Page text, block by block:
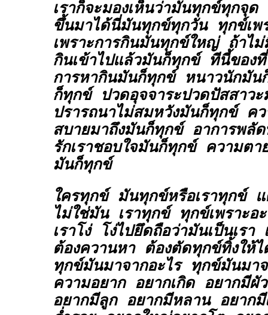
เราก็จะมองเห็นว่ามันทุกข์ทุกจุด
ขึ้นมาได้นี่มันทุกข์ทุกวัน ทุกข์เพ
เพราะการกินมันทุกข์ใหญ่ ถ้าไ
กินเข้าไปแล้วมันก็ทุกข์ ทีนี้ของ
การหากินมันก็ทุกข์ หนาวนักมั
ก็ทุกข์ ปวดอุจจาระปวดปัสสาว
ปรารถนาไม่สมหวังมันก็ทุกข์ ค
สบายมาถึงมันก็ทุกข์ อาการพลัด
รักเราชอบใจมันก็ทุกข์ ความตา
มันก็ทุกข์
ใครทุกข์ มันทุกข์หรือเราทุกข์ แ
ไม่ใช่มัน เราทุกข์ ทุกข์เพราะอ
เราโง่ โง่ไปยึดถือว่ามันเป็นเรา
ต้องควานหา ต้องตัดทุกข์ทิ้งให้
ทุกข์มันมาจากอะไร ทุกข์มันมา
ความอยาก อยากเกิด อยากมีผั
อยากมีลูก อยากมีหลาน อยาก